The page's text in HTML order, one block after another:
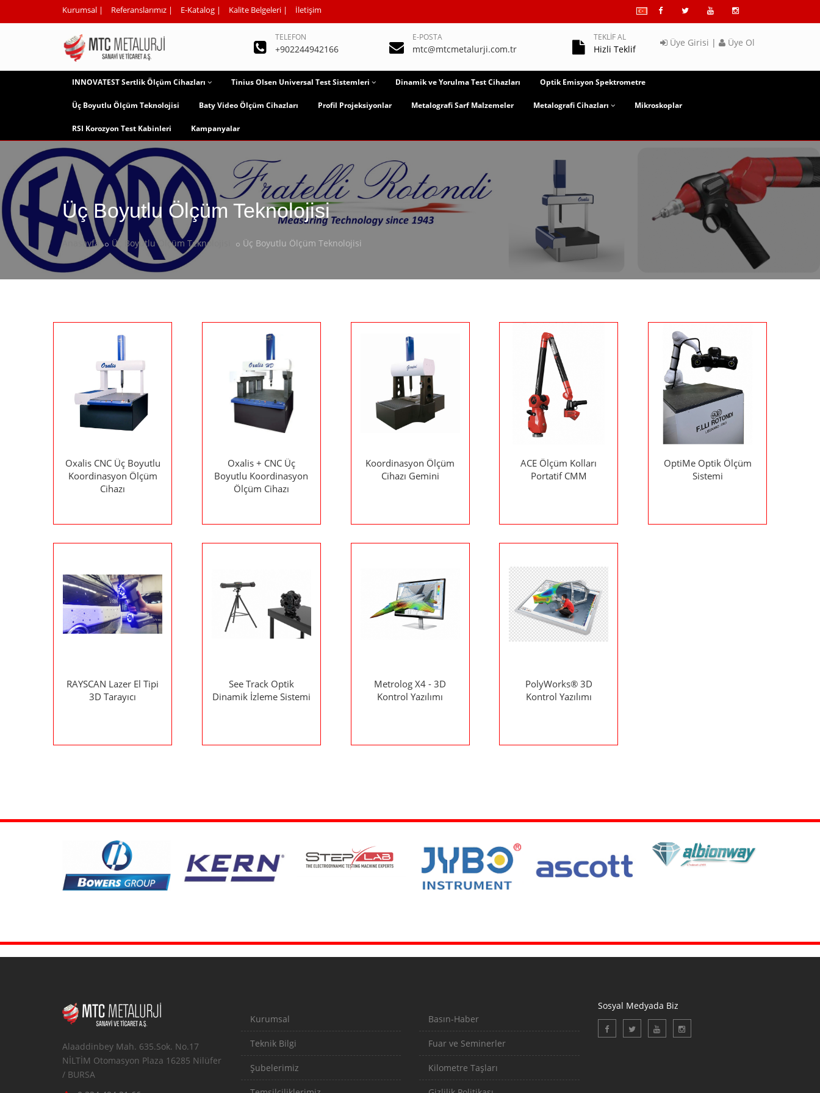
Kurumsal | Referanslarımız | E-Katalog | Kalite Belgeleri | İletişim
TELEFON
+902244942166
E-POSTA
mtc@mtcmetalurji.com.tr
TEKLİF AL
Hizli Teklif
Üye Girisi | Üye Ol
INNOVATEST Sertlik Ölçüm Cihazları Tinius Olsen Universal Test Sistemleri Dinamik ve Yorulma Test Cihazları Optik Emisyon Spektrometre
Üç Boyutlu Ölçüm Teknolojisi Baty Video Ölçüm Cihazları Profil Projeksiyonlar Metalografi Sarf Malzemeler Metalografi Cihazları Mikroskoplar
RSI Korozyon Test Kabinleri Kampanyalar
Üç Boyutlu Ölçüm Teknolojisi
Anasayfa Üç Boyutlu Ölçüm Teknolojisi Üç Boyutlu Ölçüm Teknolojisi
Oxalis CNC Üç Boyutlu
Koordinasyon Ölçüm
Cihazı
Oxalis + CNC Üç
Boyutlu Koordinasyon
Ölçüm Cihazı
Koordinasyon Ölçüm
Cihazı Gemini
ACE Ölçüm Kolları
Portatif CMM
OptiMe Optik Ölçüm
Sistemi
RAYSCAN Lazer El Tipi
3D Tarayıcı
See Track Optik
Dinamik İzleme Sistemi
Metrolog X4 - 3D
Kontrol Yazılımı
PolyWorks® 3D
Kontrol Yazılımı
Alaaddinbey Mah. 635.Sok. No.17
NİLTİM Otomasyon Plaza 16285 Nilüfer
/ BURSA
Kurumsal
Teknik Bilgi
Şubelerimiz
Basın-Haber
Fuar ve Seminerler
Kilometre Taşları
Sosyal Medyada Biz